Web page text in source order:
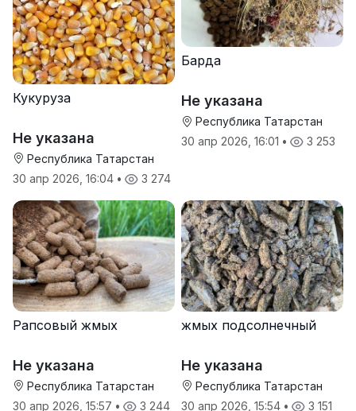
Кукуруза
Не указана
Республика Татарстан
30 апр 2026, 16:04 • 3 274
Барда
Не указана
Республика Татарстан
30 апр 2026, 16:01 • 3 253
Рапсовый жмых
Не указана
Республика Татарстан
30 апр 2026, 15:57 • 3 244
жмых подсолнечный
Не указана
Республика Татарстан
30 апр 2026, 15:54 • 3 151